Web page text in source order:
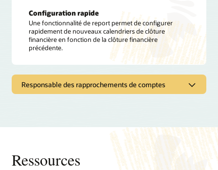
Configuration rapide
Une fonctionnalité de report permet de configurer
rapidement de nouveaux calendriers de clôture
financière en fonction de la clôture financière
précédente.
Responsable des rapprochements de comptes
Account Reconciliation Manager est un module dédié à
la gestion des rapprochements de comptes. Il aide les
Ressources